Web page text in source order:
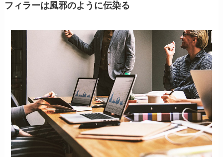
フィラーは風邪のように伝染る